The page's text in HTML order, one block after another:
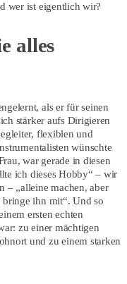
wer ist eigentlich wir?
alles
als er für seinen
stärker aufs Dirigieren
flexiblen und
wünschte
war gerade in diesen
ich dieses Hobby“ – wir
– „alleine machen, aber
bringe ihn mit“. Und so
ersten echten
zu einer mächtigen
und zu einem starken